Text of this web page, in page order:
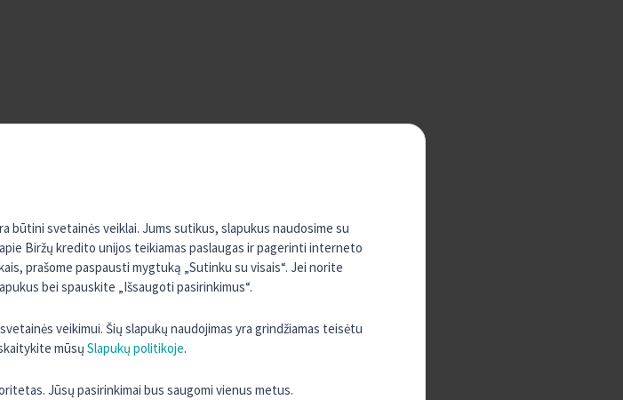
būtini svetainės veiklai. Jums sutikus, slapukus naudosime su
Biržų kredito unijos teikiamas paslaugas ir pagerinti interneto
prašome paspausti mygtuką „Sutinku su visais“. Jei norite
bei spauskite „Išsaugoti pasirinkimus“.
veikimui. Šių slapukų naudojimas yra grindžiamas teisėtu
mūsų Slapukų politikoje.
Jūsų pasirinkimai bus saugomi vienus metus.